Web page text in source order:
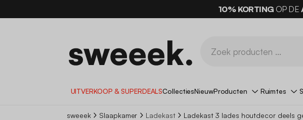
10% KORTING OP DE
UITVERKOOP & SUPERDEALSCollectiesNieuwProducten Ruimtes
sweeek Slaapkamer Ladekast Ladekast 3 lades houtdecor deels